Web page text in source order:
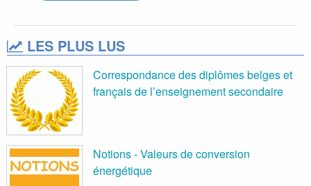
LES PLUS LUS
Correspondance des diplômes belges et
français de l’enseignement secondaire
Notions - Valeurs de conversion
énergétique